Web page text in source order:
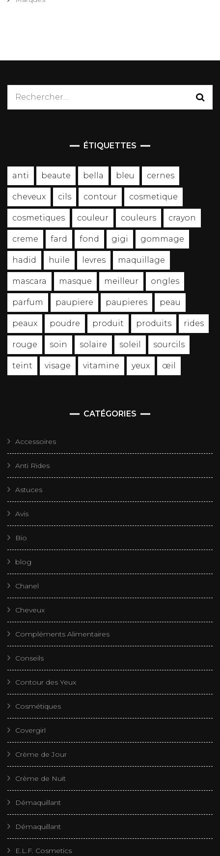
Rechercher :
ÉTIQUETTES
anti beaute bella bleu cernes
cheveux cils contour cosmetique
cosmetiques couleur couleurs crayon
creme fard fond gigi gommage
hadid huile levres maquillage
mascara masque meilleur ongles
parfum paupiere paupieres peau
peaux poudre produit produits rides
rouge soin solaire soleil sourcils
teint visage vitamine yeux œil
CATÉGORIES
Accessoires
Anti Rides
Astuces
Avis
Bio
blog
Chanel
Cheveux
Compléments Alimentaires
Conseils
Contour des Yeux
Cosmétiques
Covergirl
Crème de Jour
Crème de Nuit
Démaquillant
Démaquillant
E.L.F. Cosmetics